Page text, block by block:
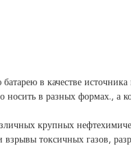
в качестве источника
носить в разных формах., а
крупных
взрывы токсичных газов,